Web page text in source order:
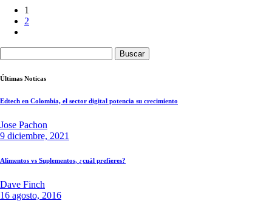
entradas
1
2
Últimas Noticas
Edtech en Colombia, el sector digital potencia su crecimiento
Jose Pachon
9 diciembre, 2021
Alimentos vs Suplementos, ¿cuál prefieres?
Dave Finch
16 agosto, 2016